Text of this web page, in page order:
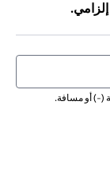
(-) أو مسافة.